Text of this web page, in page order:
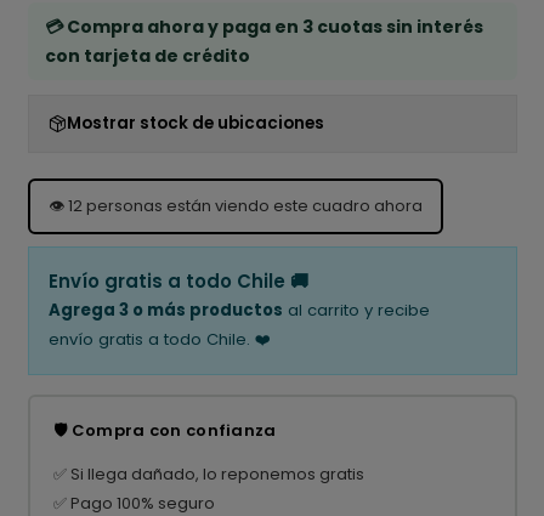
💳 Compra ahora y paga en 3 cuotas sin interés
con tarjeta de crédito
Mostrar stock de ubicaciones
👁️12personas están viendo este cuadro ahora
Envío gratis a todo Chile 🚚
Agrega 3 o más productos al carrito y recibe
envío gratis a todo Chile. ❤️
🛡️ Compra con confianza
✅ Si llega dañado, lo reponemos gratis
✅ Pago 100% seguro